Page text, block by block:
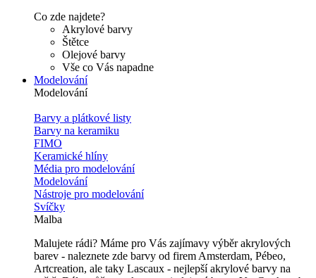
Co zde najdete?
Akrylové barvy
Štětce
Olejové barvy
Vše co Vás napadne
Modelování
Modelování
Barvy a plátkové listy
Barvy na keramiku
FIMO
Keramické hlíny
Média pro modelování
Modelování
Nástroje pro modelování
Svíčky
Malba
Malujete rádi? Máme pro Vás zajímavy výběr akrylových
barev - naleznete zde barvy od firem Amsterdam, Pébeo,
Artcreation, ale taky Lascaux - nejlepší akrylové barvy na